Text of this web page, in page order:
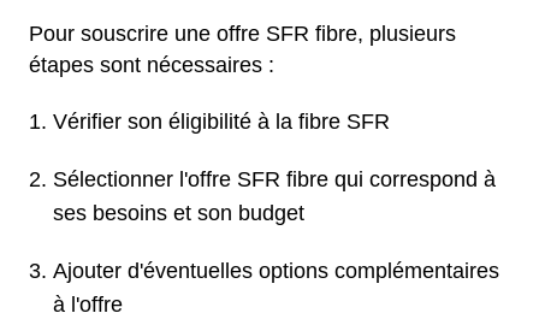
Pour souscrire une offre SFR fibre, plusieurs
étapes sont nécessaires :
Vérifier son éligibilité à la fibre SFR
Sélectionner l'offre SFR fibre qui correspond à
ses besoins et son budget
Ajouter d'éventuelles options complémentaires
à l'offre